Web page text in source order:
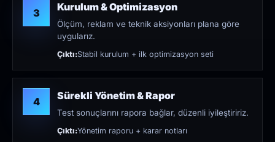
3 Kurulum & Optimizasyon
Ölçüm, reklam ve teknik aksiyonları plana göre
uygularız.
Çıktı:Stabil kurulum + ilk optimizasyon seti
4 Sürekli Yönetim & Rapor
Test sonuçlarını rapora bağlar, düzenli iyileştiririz.
Çıktı:Yönetim raporu + karar notları